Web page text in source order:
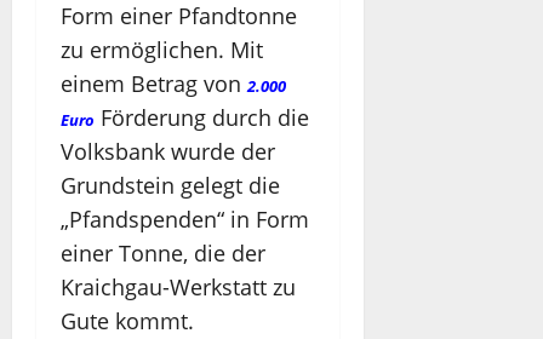
Form einer Pfandtonne
zu ermöglichen. Mit
einem Betrag von2.000
Euro Förderung durch die
Volksbank wurde der
Grundstein gelegt die
„Pfandspenden“ in Form
einer Tonne, die der
Kraichgau-Werkstatt zu
Gute kommt.